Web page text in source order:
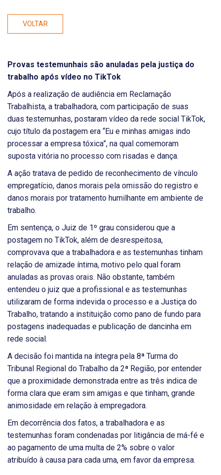
VOLTAR
Provas testemunhais são anuladas pela justiça do
trabalho após vídeo no TikTok
Após a realização de audiência em Reclamação
Trabalhista, a trabalhadora, com participação de suas
duas testemunhas, postaram vídeo da rede social TikTok,
cujo título da postagem era “Eu e minhas amigas indo
processar a empresa tóxica”, na qual comemoram
suposta vitória no processo com risadas e dança.
A ação tratava de pedido de reconhecimento de vínculo
empregatício, danos morais pela omissão do registro e
danos morais por tratamento humilhante em ambiente de
trabalho.
Em sentença, o Juiz de 1º grau considerou que a
postagem no TikTok, além de desrespeitosa,
comprovava que a trabalhadora e as testemunhas tinham
relação de amizade íntima, motivo pelo qual foram
anuladas as provas orais. Não obstante, também
entendeu o juiz que a profissional e as testemunhas
utilizaram de forma indevida o processo e a Justiça do
Trabalho, tratando a instituição como pano de fundo para
postagens inadequadas e publicação de dancinha em
rede social.
A decisão foi mantida na íntegra pela 8ª Turma do
Tribunal Regional do Trabalho da 2ª Região, por entender
que a proximidade demonstrada entre as três indica de
forma clara que eram sim amigas e que tinham, grande
animosidade em relação à empregadora.
Em decorrência dos fatos, a trabalhadora e as
testemunhas foram condenadas por litigância de má-fé e
ao pagamento de uma multa de 2% sobre o valor
atribuído à causa para cada uma, em favor da empresa.